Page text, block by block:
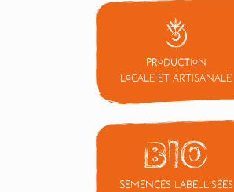
Production
locale et artisanale
Semences labellisées